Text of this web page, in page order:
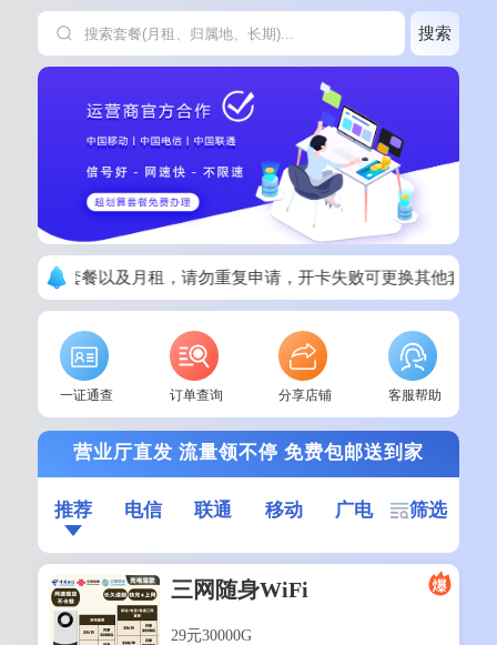
搜索
看清楚套餐以及月租，请勿重复申请，开卡失败可更换其他套餐！
一证通查 订单查询 分享店铺 客服帮助
营业厅直发 流量领不停 免费包邮送到家
推荐 电信 联通 移动 广电 筛选
三网随身WiFi
29元30000G